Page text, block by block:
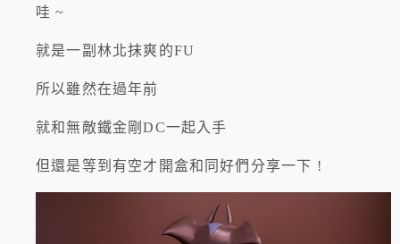
哇 ~
就是一副林北抹爽的FU
所以雖然在過年前
就和無敵鐵金剛DC一起入手
但還是等到有空才開盒和同好們分享一下 !